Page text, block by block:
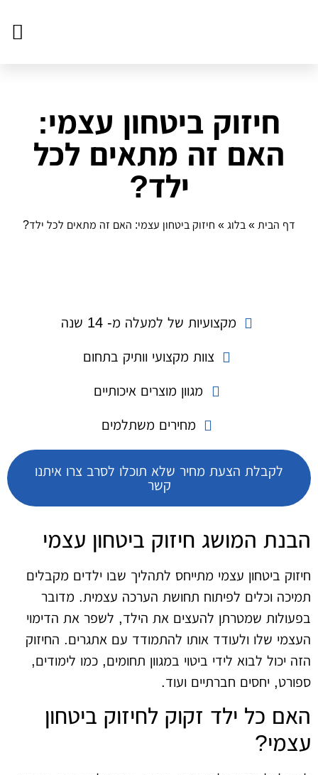
חיזוק ביטחון עצמי:
האם זה מתאים לכל
ילד?
דף הבית » בלוג » חיזוק ביטחון עצמי: האם זה מתאים לכל ילד?
מקצועיות של למעלה מ- 14 שנה
צוות מקצועי וותיק בתחום
מגוון מוצרים איכותיים
מחירים משתלמים
לקבלת הצעת מחיר שלא תוכלו לסרב צרו איתנו
קשר
הבנת המושג חיזוק ביטחון עצמי
חיזוק ביטחון עצמי מתייחס לתהליך שבו ילדים מקבלים
תמיכה וכלים לפיתוח תחושת הערכה עצמית. מדובר
בפעולות שמטרתן להעצים את הילד, לשפר את הדימוי
העצמי שלו ולעודד אותו להתמודד עם אתגרים. החיזוק
הזה יכול לבוא לידי ביטוי במגוון תחומים, כמו לימודים,
ספורט, יחסים חברתיים ועוד.
האם כל ילד זקוק לחיזוק ביטחון
עצמי?